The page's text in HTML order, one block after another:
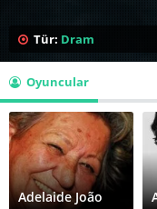
Tür: Dram
Oyuncular
Adelaide João